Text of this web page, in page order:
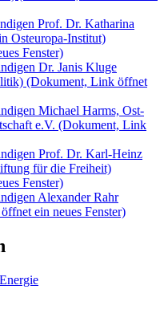
Prof. Dr. Katharina
Osteuropa-Institut)
Fenster)
Dr. Janis Kluge
(Dokument, Link öffnet
Michael Harms, Ost-
e.V. (Dokument, Link
Prof. Dr. Karl-Heinz
für die Freiheit)
Fenster)
Alexander Rahr
ein neues Fenster)